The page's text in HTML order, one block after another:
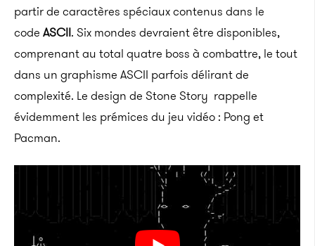
partir de caractères spéciaux contenus dans le
code ASCII. Six mondes devraient être disponibles,
comprenant au total quatre boss à combattre, le tout
dans un graphisme ASCII parfois délirant de
complexité. Le design de Stone Story rappelle
évidemment les prémices du jeu vidéo : Pong et
Pacman.